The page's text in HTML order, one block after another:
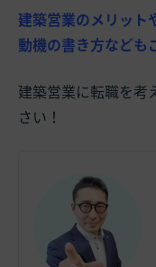
建築営業のメリット
動機の書き方なども
建築営業に転職を考
さい！